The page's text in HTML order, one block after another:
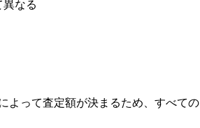
なる
よって査定額が決まるため、すべての